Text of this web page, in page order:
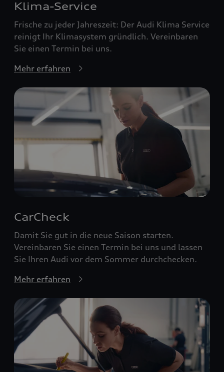
Klima-Service
Frische zu jeder Jahreszeit: Der Audi Klima Service
reinigt Ihr Klimasystem gründlich. Vereinbaren
Sie einen Termin bei uns.
Mehr erfahren
CarCheck
Damit Sie gut in die neue Saison starten.
Vereinbaren Sie einen Termin bei uns und lassen
Sie Ihren Audi vor dem Sommer durchchecken.
Mehr erfahren